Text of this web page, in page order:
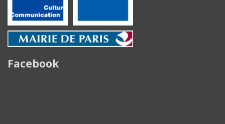
Facebook